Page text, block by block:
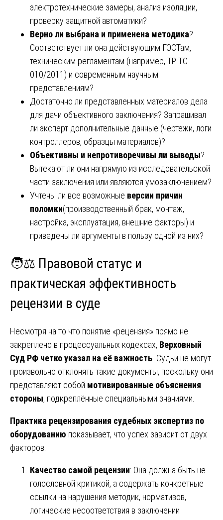
электротехнические замеры, анализ изоляции,
проверку защитной автоматики?
Верно ли выбрана и применена методика?
Соответствует ли она действующим ГОСТам,
техническим регламентам (например, ТР ТС
010/2011) и современным научным
представлениям?
Достаточно ли представленных материалов дела
для дачи объективного заключения? Запрашивал
ли эксперт дополнительные данные (чертежи, логи
контроллеров, образцы материалов)?
Объективны и непротиворечивы ли выводы?
Вытекают ли они напрямую из исследовательской
части заключения или являются умозаключением?
Учтены ли все возможные версии причин
поломки(производственный брак, монтаж,
настройка, эксплуатация, внешние факторы) и
приведены ли аргументы в пользу одной из них?
🧑⚖️ Правовой статус и
практическая эффективность
рецензии в суде
Несмотря на то что понятие «рецензия» прямо не
закреплено в процессуальных кодексах, Верховный
Суд РФ четко указал на её важность . Судьи не могут
произвольно отклонять такие документы, поскольку они
представляют собой мотивированные объяснения
стороны, подкреплённые специальными знаниями.
Практика рецензирования судебных экспертиз по
оборудованию показывает, что успех зависит от двух
факторов:
Качество самой рецензии: Она должна быть не
голословной критикой, а содержать конкретные
ссылки на нарушения методик, нормативов,
логические несоответствия в заключении